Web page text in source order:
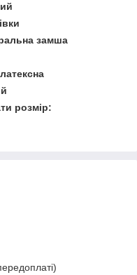
замша
розмір: